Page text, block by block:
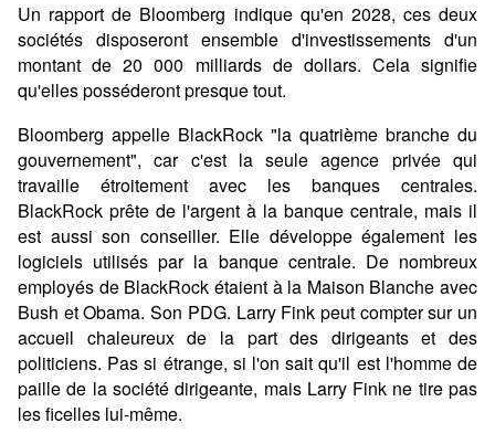
Un rapport de Bloomberg indique qu'en 2028, ces deux
sociétés disposeront ensemble d'investissements d'un
montant de 20 000 milliards de dollars. Cela signifie
qu'elles posséderont presque tout.
Bloomberg appelle BlackRock "la quatrième branche du
gouvernement", car c'est la seule agence privée qui
travaille étroitement avec les banques centrales.
BlackRock prête de l'argent à la banque centrale, mais il
est aussi son conseiller. Elle développe également les
logiciels utilisés par la banque centrale. De nombreux
employés de BlackRock étaient à la Maison Blanche avec
Bush et Obama. Son PDG. Larry Fink peut compter sur un
accueil chaleureux de la part des dirigeants et des
politiciens. Pas si étrange, si l'on sait qu'il est l'homme de
paille de la société dirigeante, mais Larry Fink ne tire pas
les ficelles lui-même.